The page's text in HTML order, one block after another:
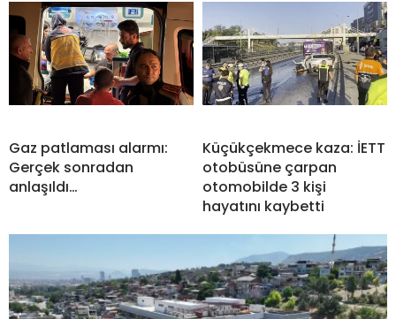
Gaz patlaması alarmı:
Gerçek sonradan
anlaşıldı…
Küçükçekmece kaza: İETT
otobüsüne çarpan
otomobilde 3 kişi
hayatını kaybetti